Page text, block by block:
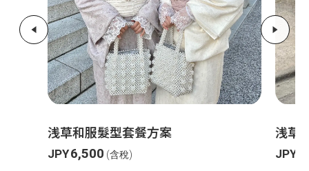
浅草和服髮型套餐方案
JPY6,500 (含稅)
浅草
JPY